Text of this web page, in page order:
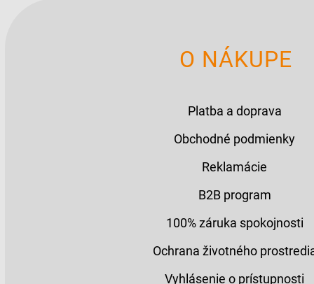
O NÁKUPE
Platba a doprava
Obchodné podmienky
Reklamácie
B2B program
100% záruka spokojnosti
Ochrana životného
Vyhlásenie o prístupnosti